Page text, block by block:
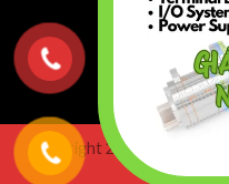
Copyright 2026 ©
Truong
Co.,Ltd.